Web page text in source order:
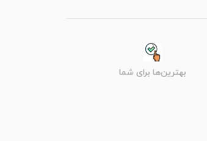
بهترین‌ها برای شما